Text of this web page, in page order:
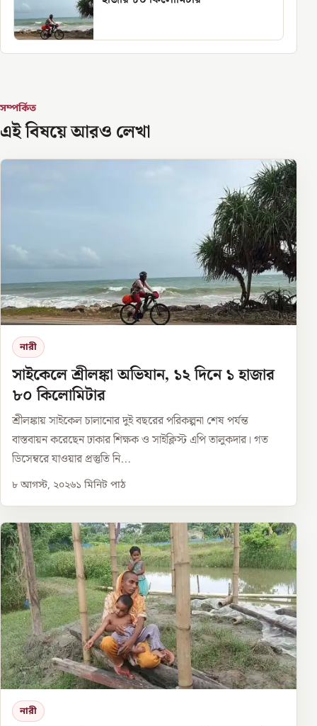
সম্পর্কিত
এই বিষয়ে আরও লেখা
নারী
সাইকেলে শ্রীলঙ্কা অভিযান, ১২ দিনে ১ হাজার
৮০ কিলোমিটার
শ্রীলঙ্কায় সাইকেল চালানোর দুই বছরের পরিকল্পনা শেষ পর্যন্ত
বাস্তবায়ন করেছেন ঢাকার শিক্ষক ও সাইক্লিস্ট এপি তালুকদার। গত
ডিসেম্বরে যাওয়ার প্রস্তুতি নি...
৮ আগস্ট, ২০২৬১ মিনিট পাঠ
নারী